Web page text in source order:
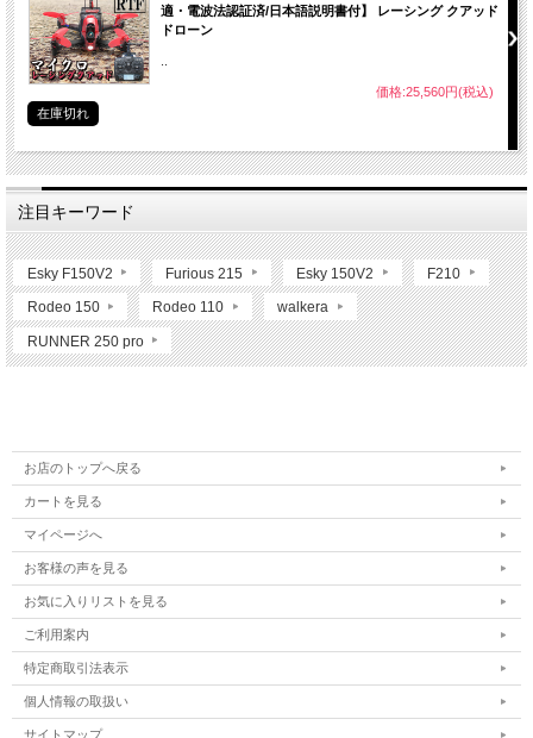
適・電波法認証済/日本語説明書付】 レーシング クアッド
ドローン
価格:25,560円(税込)
在庫切れ
注目キーワード
Esky F150V2 Furious 215 Esky 150V2 F210
Rodeo 150 Rodeo 110 walkera
RUNNER 250 pro
お店のトップへ戻る
カートを見る
マイページへ
お客様の声を見る
お気に入りリストを見る
ご利用案内
特定商取引法表示
個人情報の取扱い
サイトマップ